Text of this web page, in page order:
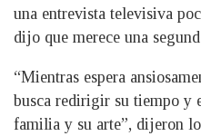
una entrevista televisiva
dijo que merece una
“Mientras espera
busca redirigir su tiempo y
familia y su arte”, dijeron